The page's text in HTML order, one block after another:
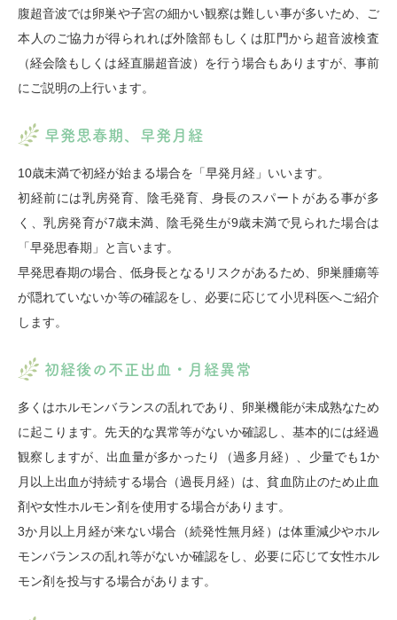
腹超音波では卵巣や子宮の細かい観察は難しい事が多いため、ご
本人のご協力が得られれば外陰部もしくは肛門から超音波検査
（経会陰もしくは経直腸超音波）を行う場合もありますが、事前
にご説明の上行います。
早発思春期、早発月経
10歳未満で初経が始まる場合を「早発月経」いいます。
初経前には乳房発育、陰毛発育、身長のスパートがある事が多
く、乳房発育が7歳未満、陰毛発生が9歳未満で見られた場合は
「早発思春期」と言います。
早発思春期の場合、低身長となるリスクがあるため、卵巣腫瘍等
が隠れていないか等の確認をし、必要に応じて小児科医へご紹介
します。
初経後の不正出血・月経異常
多くはホルモンバランスの乱れであり、卵巣機能が未成熟なため
に起こります。先天的な異常等がないか確認し、基本的には経過
観察しますが、出血量が多かったり（過多月経）、少量でも1か
月以上出血が持続する場合（過長月経）は、貧血防止のため止血
剤や女性ホルモン剤を使用する場合があります。
3か月以上月経が来ない場合（続発性無月経）は体重減少やホル
モンバランスの乱れ等がないか確認をし、必要に応じて女性ホル
モン剤を投与する場合があります。